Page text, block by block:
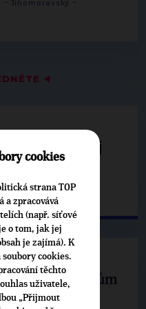
◀
školství. Matěj
Havla příznivcům
republiky
Jihomoravský
cookies
strana TOP
a zpracovává
(např. síťové
o tom, jak jej
je zajímá). K
cookies.
těchto
uživatele,
„Přijmout